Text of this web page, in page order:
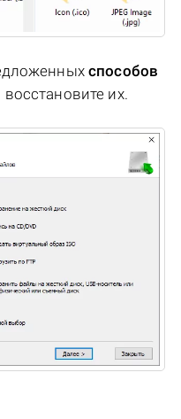
способов
восстановите их.